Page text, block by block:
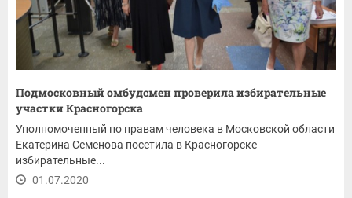
Подмосковный омбудсмен проверила избирательные
участки Красногорска
Уполномоченный по правам человека в Московской области
Екатерина Семенова посетила в Красногорске
избирательные...
01.07.2020